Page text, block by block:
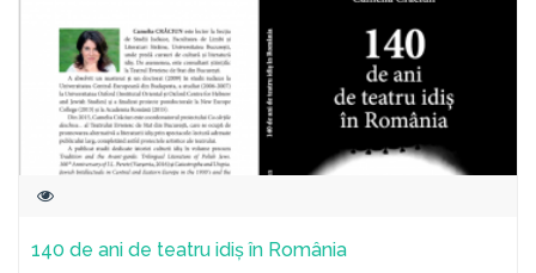
140 de ani de teatru idiș în România